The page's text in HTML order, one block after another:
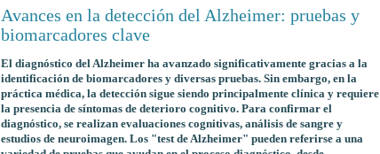
Avances en la detección del Alzheimer: pruebas y
biomarcadores clave
El diagnóstico del Alzheimer ha avanzado significativamente gracias a la
identificación de biomarcadores y diversas pruebas. Sin embargo, en la
práctica médica, la detección sigue siendo principalmente clínica y requiere
la presencia de síntomas de deterioro cognitivo. Para confirmar el
diagnóstico, se realizan evaluaciones cognitivas, análisis de sangre y
estudios de neuroimagen. Los "test de Alzheimer" pueden referirse a una